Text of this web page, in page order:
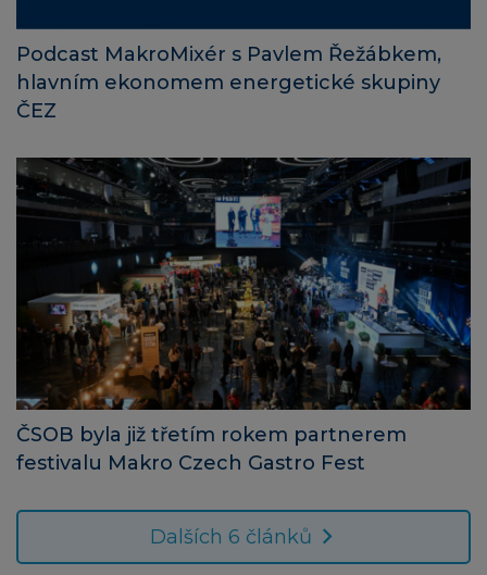
Podcast MakroMixér s Pavlem Řežábkem,
hlavním ekonomem energetické skupiny
ČEZ
ČSOB byla již třetím rokem partnerem
festivalu Makro Czech Gastro Fest
Dalších 6 článků